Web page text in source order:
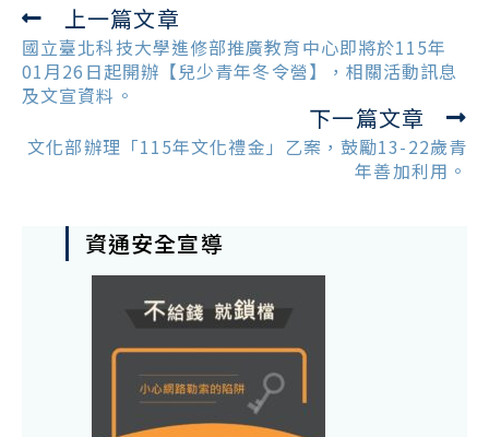
Read
more
articles
上一篇文章
國立臺北科技大學進修部推廣教育中心即將於115年
01月26日起開辦【兒少青年冬令營】，相關活動訊息
及文宣資料。
下一篇文章
文化部辦理「115年文化禮金」乙案，鼓勵13-22歲青
年善加利用。
資通安全宣導